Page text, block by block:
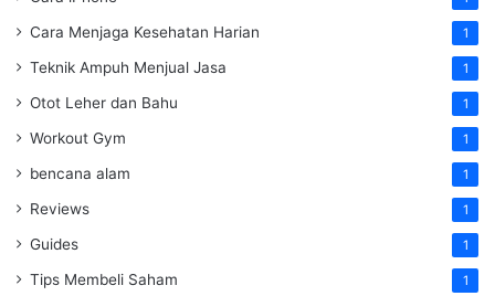
Cara Menjaga Kesehatan Harian 1
Teknik Ampuh Menjual Jasa 1
Otot Leher dan Bahu 1
Workout Gym 1
bencana alam 1
Reviews 1
Guides 1
Tips Membeli Saham 1